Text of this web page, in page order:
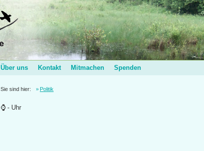
Über uns Kontakt Mitmachen Spenden
Sie sind hier: Politik
- Uhr